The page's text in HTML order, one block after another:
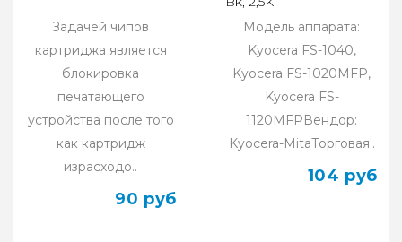
Задачей чипов
картриджа является
блокировка
печатающего
устройства после того
как картридж
израсходо..
90 руб
Модель аппарата:
Kyocera FS-1040,
Kyocera FS-1020MFP,
Kyocera FS-
1120MFPВендор:
Kyocera-MitaТорговая..
104 руб